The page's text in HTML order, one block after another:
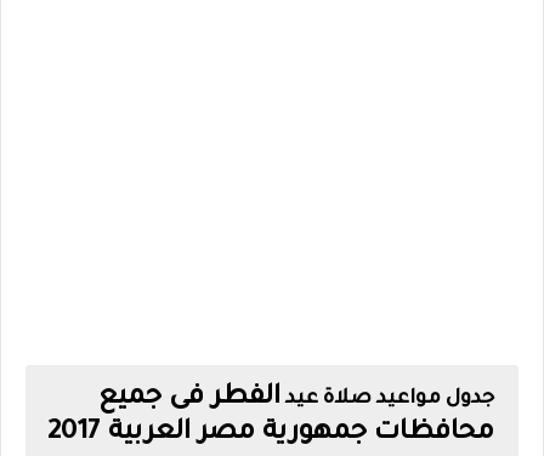
جدول مواعيد صلاة عيد الفطر فى جميع
محافظات جمهورية مصر العربية 2017